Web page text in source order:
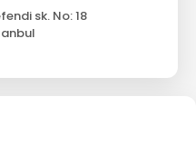
sk. No: 18